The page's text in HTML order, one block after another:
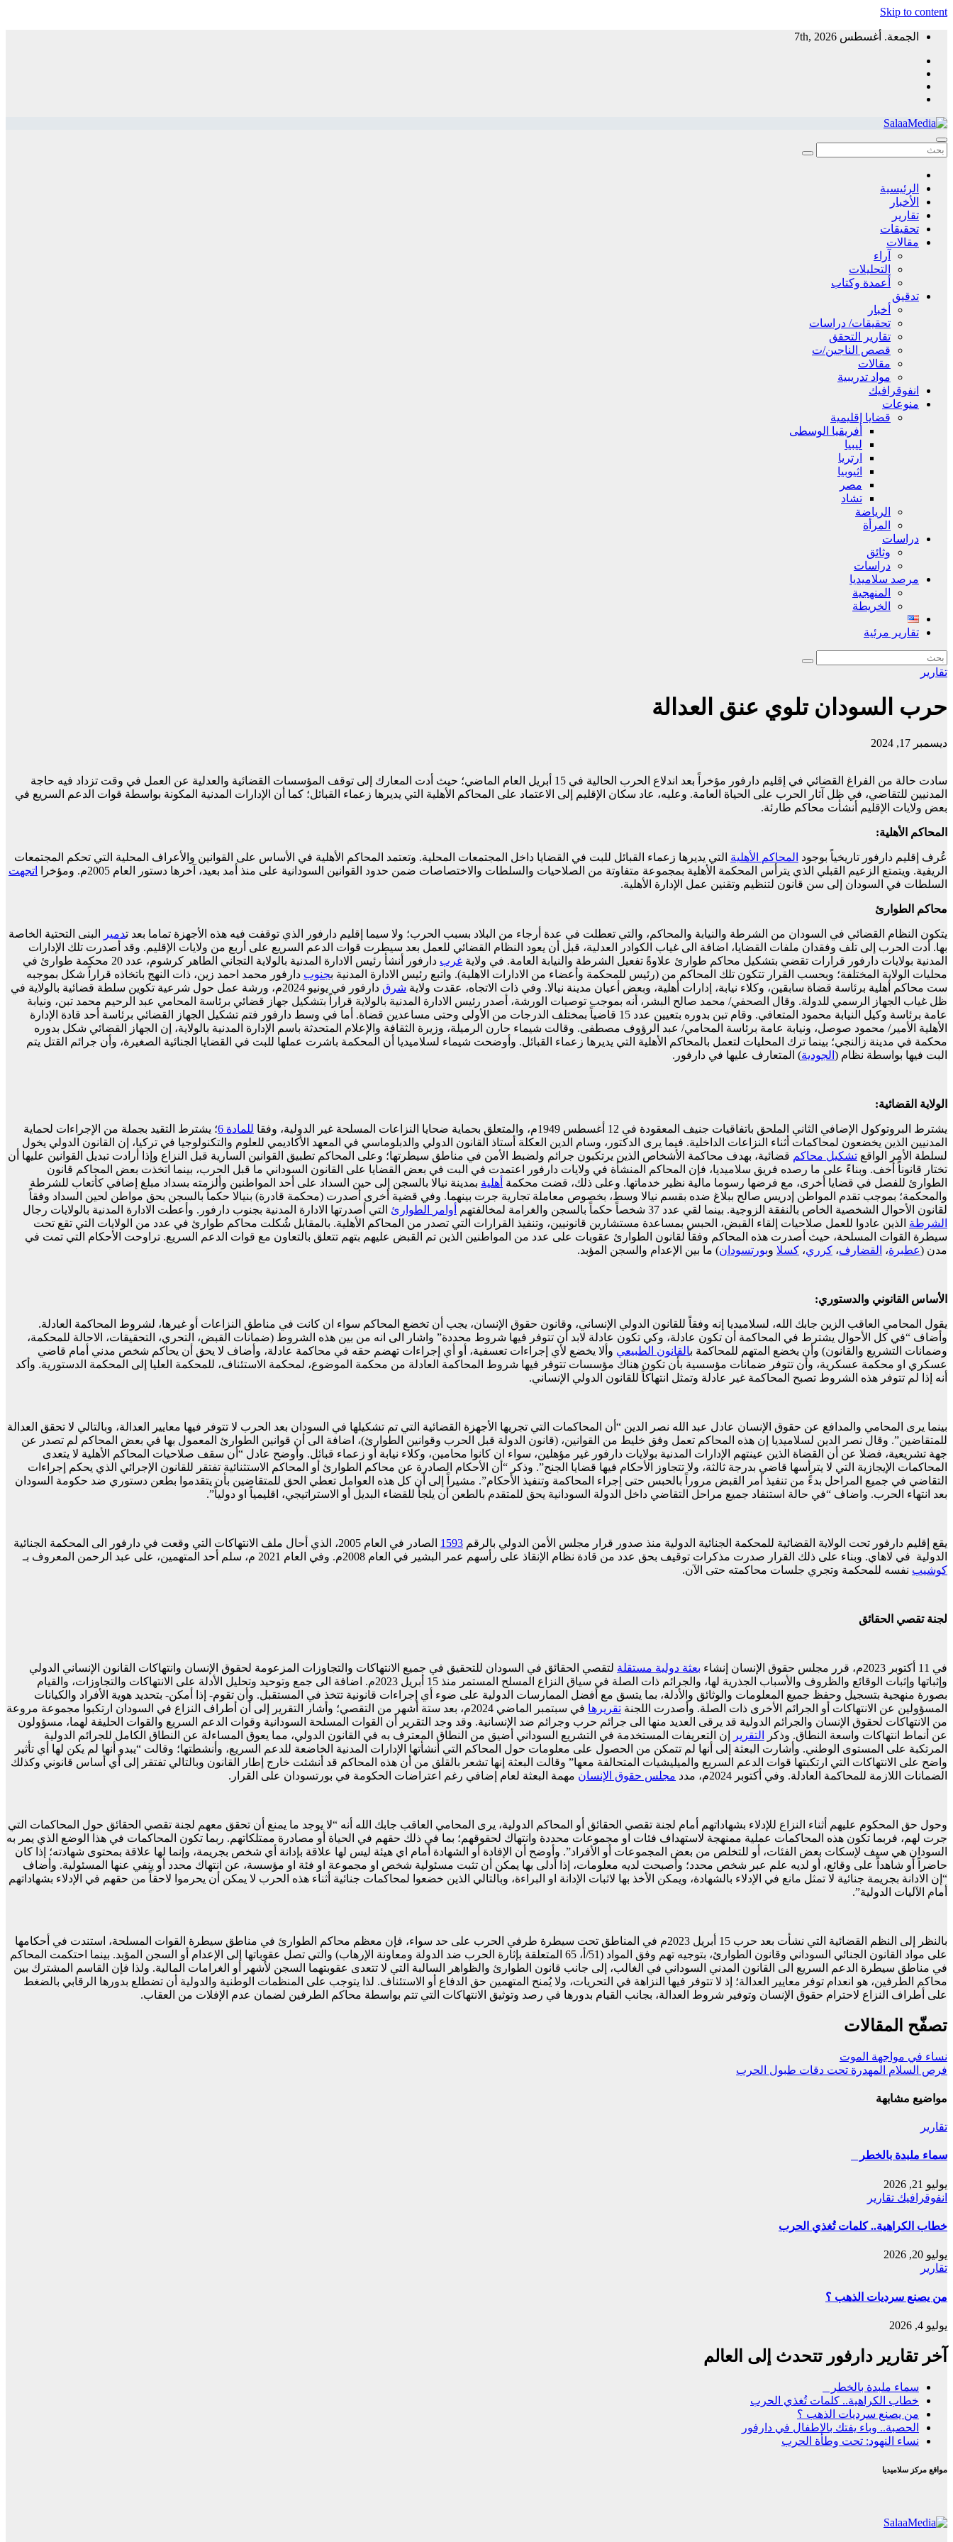
Skip to content
الجمعة. أغسطس 7th, 2026
سلاميديا نيوز
منظمة غير ربحية توفر معلومات مستقلة لخدمة المجتمع
الرئيسية
الأخبار
تقارير
تحقيقات
مقالات
آراء
التحليلات
أعمدة وكتاب
تدقيق
أخبار
تحقيقات/ دراسات
تقارير التحقق
قصص الناجين/ت
مقالات
مواد تدريبية
انفوقرافيك
منوعات
قضايا إقليمية
أفريقيا الوسطى
ليبيا
ارتريا
اثيوبيا
مصر
تشاد
الرياضة
المرأة
دراسات
وثائق
دراسات
مرصد سلاميديا
المنهجية
الخريطة
تقارير مرئية
تقارير
حرب السودان تلوي عنق العدالة
ديسمبر 17, 2024
سادت حالة من الفراغ القضائي في إقليم دارفور مؤخراً بعد اندلاع الحرب الحالية في 15 أبريل العام الماضي؛ حيث أدت المعارك إلى توقف المؤسسات القضائية والعدلية عن العمل في وقت تزداد فيه حاجة
المدنيين للتقاضي، في ظل آثار الحرب على الحياة العامة. وعليه، عاد سكان الإقليم إلى الاعتماد على المحاكم الأهلية التي يديرها زعماء القبائل؛ كما أن الإدارات المدنية المكونة بواسطة قوات الدعم السريع في
بعض ولايات الإقليم أنشأت محاكم طارئة.
المحاكم الأهلية:
عُرف إقليم دارفور تاريخياً بوجود المحاكم الأهلية التي يديرها زعماء القبائل للبت في القضايا داخل المجتمعات المحلية. وتعتمد المحاكم الأهلية في الأساس على القوانين والأعراف المحلية التي تحكم المجتمعات
الريفية. ويتمتع الزعيم القبلي الذي يترأس المحكمة الأهلية بمجموعة متفاوتة من الصلاحيات والسلطات والاختصاصات ضمن حدود القوانين السودانية على منذ أمد بعيد، آخرها دستور العام 2005م. ومؤخرا
اتجهت
السلطات في السودان إلى سن قانون لتنظيم وتقنين عمل الإدارة الأهلية.
محاكم الطوارئ
يتكون النظام القضائي في السودان من الشرطة والنيابة والمحاكم، والتي تعطلت في عدة أرجاء من البلاد بسبب الحرب؛ ولا سيما إقليم دارفور الذي توقفت فيه هذه الأجهزة تماما بعد تدمير
البنى التحتية الخاصة
بها. أدت الحرب إلى تلف وفقدان ملفات القضايا، اضافة الى غياب الكوادر العدلية، قبل أن يعود النظام القضائي للعمل بعد سيطرت قوات الدعم السريع على أربع من ولايات الإقليم. وقد أصدرت تلك الإدارات
المدنية بولايات دارفور قرارات تقضي بتشكيل محاكم طوارئ علاوةً تفعيل الشرطة والنيابة العامة. في ولاية غرب
دارفور أنشأ رئيس الادارة المدنية بالولاية التجاني الطاهر كرشوم، عدد 20 محكمة طوارئ في
محليات الولاية المختلفة؛ وبحسب القرار تتكون تلك المحاكم من (رئيس للمحكمة وأعضاء من الادارات الاهلية). واتبع رئيس الادارة المدنية بجنوب دارفور محمد احمد زين، ذات النهج باتخاذه قراراً شكل بموجبه
ست محاكم أهلية برئاسة قضاة سابقين، وكلاء نيابة، إدارات أهلية، وبعض أعيان مدينة نيالا. وفي ذات الاتجاه، عقدت ولاية شرق
دارفور في يونيو 2024م، ورشة عمل حول شرعية تكوين سلطة قضائية بالولاية في
ظل غياب الجهاز الرسمي للدولة. وقال الصحفي/ محمد صالح البشر، أنه بموجب توصيات الورشة، أصدر رئيس الادارة المدنية بالولاية قراراً بتشكيل جهاز قضائي برئاسة المحامي عبد الرحيم محمد تبن، ونيابة
عامة برئاسة وكيل النيابة محمود المتعافي. وقام تبن بدوره بتعيين عدد 15 قاضياً بمختلف الدرجات من الأولى وحتى مساعدين قضاة. أما في وسط دارفور فتم تشكيل الجهاز القضائي برئاسة أحد قادة الإدارة
الأهلية الأمير/ محمود صوصل، ونيابة عامة برئاسة المحامي/ عبد الرؤوف مصطفى. وقالت شيماء حارن الرميلة، وزيرة الثقافة والإعلام المتحدثة باسم الإدارة المدنية بالولاية، إن الجهاز القضائي شكل بدوره
محكمة في مدينة زالنجي؛ بينما ترك المحليات لتعمل بالمحاكم الأهلية التي يديرها زعماء القبائل. وأوضحت شيماء لسلاميديا أن المحكمة باشرت عملها للبت في القضايا الجنائية الصغيرة، وأن جرائم القتل يتم
البت فيها بواسطة نظام ( الجودية) المتعارف عليها في دارفور.
الولاية القضائية:
يشترط البروتوكول الإضافي الثاني الملحق باتفاقيات جنيف المعقودة في 12 أغسطس 1949م، والمتعلق بحماية ضحايا النزاعات المسلحة غير الدولية، وفقا للمادة
؛ يشترط التقيد بجملة من الإجراءات لحماية
المدنيين الذين يخضعون لمحاكمات أثناء النزاعات الداخلية. فيما يرى الدكتور، وسام الدين العكلة أستاذ القانون الدولي والدبلوماسي في المعهد الأكاديمي للعلوم والتكنولوجيا في تركيا، إن القانون الدولي يخول
لسلطة الأمر الواقع تشكيل محاكم قضائية، بهدف محاكمة الأشخاص الذين يرتكبون جرائم ولضبط الأمن في مناطق سيطرتها؛ وعلى المحاكم تطبيق القوانين السارية قبل النزاع وإذا أرادت تبديل القوانين عليها أن
تختار قانوناً أخف. وبناءً على ما رصده فريق سلاميديا، فإن المحاكم المنشأة في ولايات دارفور اعتمدت في البت في بعض القضايا على القانون السوداني ما قبل الحرب، بينما اتخذت بعض المحاكم قانون
الطوارئ للفصل في قضايا أخرى، مع فرضها رسوما مالية نظير خدماتها. وعلى ذلك، قضت محكمة أهلية بمدينة نيالا بالسجن إلى حين السداد على أحد المواطنين وألزمته بسداد مبلغ إضافي كأتعاب للشرطة
والمحكمة؛ بموجب تقدم المواطن إدريس صالح ببلاغ ضده بقسم نيالا وسط، بخصوص معاملة تجارية جرت بينهما. وفي قضية أخرى أصدرت (محكمة قادرة) بنيالا حكماً بالسجن بحق مواطن لحين السداد وفقاً
لقانون الأحوال الشخصية الخاص بالنفقة الزوجية. بينما لقي عدد 37 شخصاً حكماً بالسجن والغرامة لمخالفتهم
أوامر الطوارئ التي أصدرتها الادارة المدنية بجنوب دارفور. وأعطت الادارة المدنية بالولايات رجال
الشرطة الذين عادوا للعمل صلاحيات إلقاء القبض، الحبس بمساعدة مستشارين قانونيين، وتنفيذ القرارات التي تصدر من المحاكم الأهلية. بالمقابل شُكلت محاكم طوارئ في عدد من الولايات التي تقع تحت
سيطرة القوات المسلحة، حيث أصدرت هذه المحاكم وفقاً لقانون الطوارئ عقوبات على عدد من المواطنين الذين تم القبض عليهم بتهم تتعلق بالتعاون مع قوات الدعم السريع. تراوحت الأحكام التي تمت في
مدن (عطبرة، القضارف، كرري، كسلا وبورتسودان) ما بين الإعدام والسجن المؤبد.
الأساس القانوني والدستوري:
يقول المحامي العاقب الزين جابك الله، لسلاميديا إنه وفقاً للقانون الدولي الإنساني، وقانون حقوق الإنسان، يجب أن تخضع المحاكم سواء ان كانت في مناطق النزاعات أو غيرها، لشروط المحاكمة العادلة.
وأضاف “في كل الأحوال يشترط في المحاكمة أن تكون عادلة، وكي تكون عادلة لابد أن تتوفر فيها شروط محددة” واشار الى انه من بين هذه الشروط (ضمانات القبض، التحري، التحقيقات، الاحالة للمحكمة،
وضمانات التشريع والقانون) وأن يخضع المتهم للمحاكمة بالقانون الطبيعي وألا يخضع لأي إجراءات تعسفية، أو أي إجراءات تهضم حقه في محاكمة عادلة، وأضاف لا يحق أن يحاكم شخص مدني أمام قاضي
عسكري او محكمة عسكرية، وأن تتوفر ضمانات مؤسسية بأن تكون هناك مؤسسات تتوفر فيها شروط المحاكمة العادلة من محكمة الموضوع، لمحكمة الاستئناف، للمحكمة العليا إلى المحكمة الدستورية. وأكد
أنه إذا لم تتوفر هذه الشروط تصبح المحاكمة غير عادلة وتمثل انتهاكاً للقانون الدولي الإنساني.
بينما يرى المحامي والمدافع عن حقوق الإنسان عادل عبد الله نصر الدين “أن المحاكمات التي تجريها الأجهزة القضائية التي تم تشكيلها في السودان بعد الحرب لا تتوفر فيها معايير العدالة، وبالتالي لا تحقق العدالة
للمتقاضين”. وقال نصر الدين لسلاميديا إن هذه المحاكم تعمل وفق خليط من القوانين، (قانون الدولة قبل الحرب وقوانين الطوارئ)، اضافة الى أن قوانين الطوارئ المعمول بها في بعض المحاكم لم تصدر عن
جهة تشريعية، فضلا عن أن القضاة الذين عينتهم الإدارات المدنية بولايات دارفور غير مؤهلين، سواء ان كانوا محامين، وكلاء نيابة أو زعماء قبائل. وأوضح عادل “أن سقف صلاحيات المحاكم الأهلية لا يتعدى
المحاكمات الإيجازية التي لا يترأسها قاضي بدرجة ثالثة، ولا تتجاوز الأحكام فيها قضايا الجنح”. وذكر “أن الأحكام الصادرة عن محاكم الطوارئ أو المحاكم الاستثنائية تفتقر للقانون الإجرائي الذي يحكم إجراءات
التقاضي في جميع المراحل بدءً من تنفيذ أمر القبض مروراً بالحبس حتى إجراء المحاكمة وتنفيذ الأحكام”. مشيراً إلى أن كل هذه العوامل تعطي الحق للمتقاضين بأن يتقدموا بطعن دستوري ضد حكومة السودان
بعد انتهاء الحرب. واضاف “في حالة استنفاد جميع مراحل التقاضي داخل الدولة السودانية يحق للمتقدم بالطعن أن يلجأ للقضاء البديل أو الاستراتيجي، اقليمياً او دولياً”.
يقع إقليم دارفور تحت الولاية القضائية للمحكمة الجنائية الدولية منذ صدور قرار مجلس الأمن الدولي بالرقم 1593
الصادر في العام 2005، الذي أحال ملف الانتهاكات التي وقعت في دارفور الى المحكمة الجنائية
الدولية في لاهاي. وبناء على ذلك القرار صدرت مذكرات توقيف بحق عدد من قادة نظام الإنقاذ على رأسهم عمر البشير في العام 2008م. وفي العام 2021 م، سلم أحد المتهمين، على عبد الرحمن المعروف بـ
كوشيب نفسه للمحكمة وتجري جلسات محاكمته حتى الآن.
لجنة تقصي الحقائق
في 11 أكتوبر 2023م، قرر مجلس حقوق الإنسان إنشاء بعثة دولية مستقلة لتقصي الحقائق في السودان للتحقيق في جميع الانتهاكات والتجاوزات المزعومة لحقوق الإنسان وانتهاكات القانون الإنساني الدولي
وإثباتها وإثبات الوقائع والظروف والأسباب الجذرية لها، والجرائم ذات الصلة في سياق النزاع المسلح المستمر منذ 15 أبريل 2023م. اضافة الى جمع وتوحيد وتحليل الأدلة على الانتهاكات والتجاوزات، والقيام
بصورة منهجية بتسجيل وحفظ جميع المعلومات والوثائق والأدلة، بما يتسق مع أفضل الممارسات الدولية على ضوء أي إجراءات قانونية تتخذ في المستقبل. وأن تقوم- إذا أمكن- بتحديد هوية الأفراد والكيانات
المسؤولين عن الانتهاكات أو الجرائم الأخرى ذات الصلة. وأصدرت اللجنة تقريرها
في سبتمبر الماضي 2024م، بعد ستة أشهر من التقصي؛ وأشار التقرير إلى أن أطراف النزاع في السودان ارتكبوا مجموعة مروعة
من الانتهاكات لحقوق الإنسان والجرائم الدولية قد يرقى العديد منها الى جرائم حرب وجرائم ضد الإنسانية. وقد وجد التقرير أن القوات المسلحة السودانية وقوات الدعم السريع والقوات الحليفة لهما، مسؤولون
عن أنماط انتهاكات واسعة النطاق. وذكر
التقرير
إن التعريفات المستخدمة في التشريع السوداني أضيق من النطاق المعترف به في القانون الدولي، مما يعوق المساءلة عن النطاق الكامل للجرائم الدولية
المرتكبة على المستوى الوطني. وأشارت البعثة إلى أنها لم تتمكن من الحصول على معلومات حول المحاكم التي أنشأتها الإدارات المدنية الخاضعة للدعم السريع، وأنشطتها؛ وقالت “يبدو أنها لم يكن لها أي تأثير
واضح على الانتهاكات التي ارتكبتها قوات الدعم السريع والميليشيات المتحالفة معها” وقالت البعثة إنها تشعر بالقلق من أن هذه المحاكم قد أنشئت خارج إطار القانون وبالتالي تفتقر إلى أي أساس قانوني وكذلك
الضمانات اللازمة للمحاكمة العادلة. وفي أكتوبر 2024م، مدد
مجلس حقوق الإنسان مهمة البعثة لعام إضافي رغم اعتراضات الحكومة في بورتسودان على القرار.
وحول حق المحكوم عليهم أثناء النزاع للإدلاء بشهاداتهم أمام لجنة تقصي الحقائق أو المحاكم الدولية، يرى المحامي العاقب جابك الله أنه “لا يوجد ما يمنع أن تحقق معهم لجنة تقصي الحقائق حول المحاكمات التي
جرت لهم، فربما تكون هذه المحاكمات عملية ممنهجة لاستهداف فئات او مجموعات محددة وانتهاك لحقوقهم؛ بما في ذلك حقهم في الحياة أو مصادرة ممتلكاتهم. ربما تكون المحاكمات في هذا الوضع الذي يمر به
السودان هي سيف لإسكات بعض الفئات، أو للتخلص من بعض المجموعات أو الأفراد”. وأوضح أن الإفادة أو الشهادة أمام اي هيئة ليس لها علاقة بإدانة أي شخص بجريمة، وإنما لها علاقة بمحتوى شهادته؛ إذا كان
حاضراً أو شاهداً على وقائع، أو لديه علم عبر شخص محدد؛ وأصبحت لديه معلومات، إذا أدلى بها يمكن أن تثبت مسئولية شخص او مجموعة او فئة او مؤسسة، عن انتهاك محدد أو ينفي عنها المسئولية. وأضاف
“إن الادانة بجريمة جنائية لا تمثل مانع في الإدلاء بالشهادة، ويمكن الأخذ بها لاثبات الإدانة او البراءة، وبالتالي الذين خضعوا لمحاكمات جنائية أثناء هذه الحرب لا يمكن أن يحرموا لاحقاً من حقهم في الإدلاء بشهاداتهم
أمام الآليات الدولية”.
بالنظر إلى النظم القضائية التي نشأت بعد حرب 15 أبريل 2023م في المناطق تحت سيطرة طرفي الحرب على حد سواء، فإن معظم محاكم الطوارئ في مناطق سيطرة القوات المسلحة، استندت في أحكامها
على مواد القانون الجنائي السوداني وقانون الطوارئ، بتوجيه تهم وفق المواد (51/أ، 65 المتعلقة بإثارة الحرب ضد الدولة ومعاونة الإرهاب) والتي تصل عقوباتها إلى الإعدام أو السجن المؤبد. بينما احتكمت المحاكم
في مناطق سيطرة الدعم السريع الى القانون المدني السوداني في الغالب، إلى جانب قانون الطوارئ والظواهر السالبة التي لا تتعدى عقوبتهما السجن لأشهر أو الغرامات المالية. ولذا فإن القاسم المشترك بين
محاكم الطرفين، هو انعدام توفر معايير العدالة؛ إذ لا تتوفر فيها النزاهة في التحريات، ولا يُمنح المتهمين حق الدفاع أو الاستئناف. لذا يتوجب على المنظمات الوطنية والدولية أن تضطلع بدورها الرقابي بالضغط
على أطراف النزاع لاحترام حقوق الإنسان وتوفير شروط العدالة، بجانب القيام بدورها في رصد وتوثيق الانتهاكات التي تتم بواسطة محاكم الطرفين لضمان عدم الإفلات من العقاب.
تصفّح المقالات
نساء في مواجهة الموت
فرص السلام المهدرة تحت دقات طبول الحرب
مواضيع مشابهة
تقارير
ﺳﻤﺎء ﻣﻠﺒﺪة ﺑﺎﻟﺨﻄﺮ
يوليو 21, 2026
انفوقرافيك تقارير
خطاب الكراهية.. كلمات تُغذي الحرب
يوليو 20, 2026
تقارير
من يصنع سرديات الذهب ؟
يوليو 4, 2026
آخر تقارير دارفور تتحدث إلى العالم
ﺳﻤﺎء ﻣﻠﺒﺪة ﺑﺎﻟﺨﻄﺮ
خطاب الكراهية.. كلمات تُغذي الحرب
من يصنع سرديات الذهب ؟
الحصبة.. وباء يفتك بالاطفال في دارفور
نساء النهود: تحت وطأة الحرب
مواقع مركز سلاميديا